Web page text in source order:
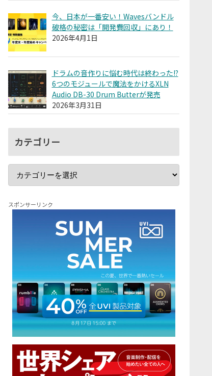
今、日本が一番安い！Wavesバンドル
破格の秘密は「開発費回収」にあり！
2026年4月1日
ドラムの音作りに悩む時代は終わった!?
6つのモジュールで魔法をかけるXLN
Audio DB-30 Drum Butterが発売
2026年3月31日
カテゴリー
スポンサーリンク